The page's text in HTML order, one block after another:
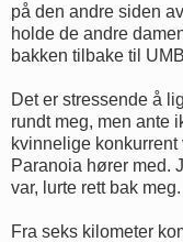
på den andre siden
holde de andre
bakken tilbake til
Det er stressende å
rundt meg, men ante
kvinnelige
Paranoia hører med.
var, lurte rett bak meg.
Fra seks kilometer